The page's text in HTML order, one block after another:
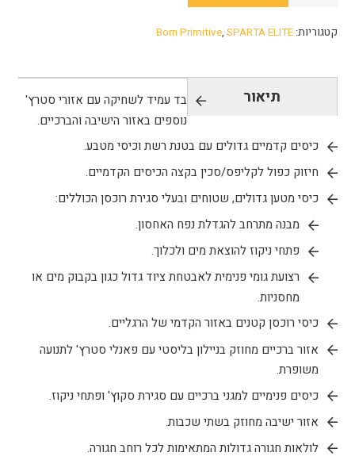
Assault
-
Primitive
קטגוריות: Born Primitive, SPARTA ELITE
תיאור
בד עמיד לשחיקה עם אזורי סטרץ'
נוספים באזור הישיבה והברכיים.
כיסים קדמיים גדולים עם בטנת רשת וכיסי מטבע.
חיזוק כפול לקליפס/סכין בקצה הכיסים הקדמיים.
כיסי מטען גדולים, שטוחים ובעלי סגירת רוכסן הכוללים:
מבנה מתרחב להגדלת נפח האחסון.
פתחי ניקוז להוצאת מים ולכלוך.
רצועת גומי פנימית לאבטחת ציוד גדול כגון בקבוק מים או
מחסניות.
כיסי רוכסן קטנים באזור הקדמי של הרגליים.
אזור ברכיים מחוזק בניילון בליסטי עם פאנלי סטרץ' לתנועה
משופרת.
כיסים פנימיים למגני ברכיים עם סגירת סקוץ' ופתחי ניקוז.
אזור ישיבה מחוזק בשתי שכבות.
לולאות חגורה גדולות המתאימות לכל רוחב חגורה.